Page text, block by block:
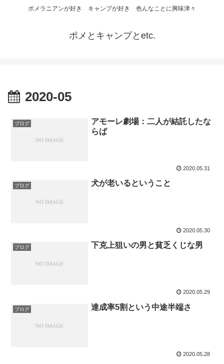
ポメラニアンが好き キャンプが好き 色んなことに興味津々
ポメとキャンプとetc.
2020-05
ブログ
アモーレ劇場：二人が結託したな
らば
2020.05.31
ブログ 犬が老いるということ
2020.05.30
ブログ 下克上狙いの男と貧乏くじな男
2020.05.29
ブログ 達成率5割という中途半端さ
2020.05.28